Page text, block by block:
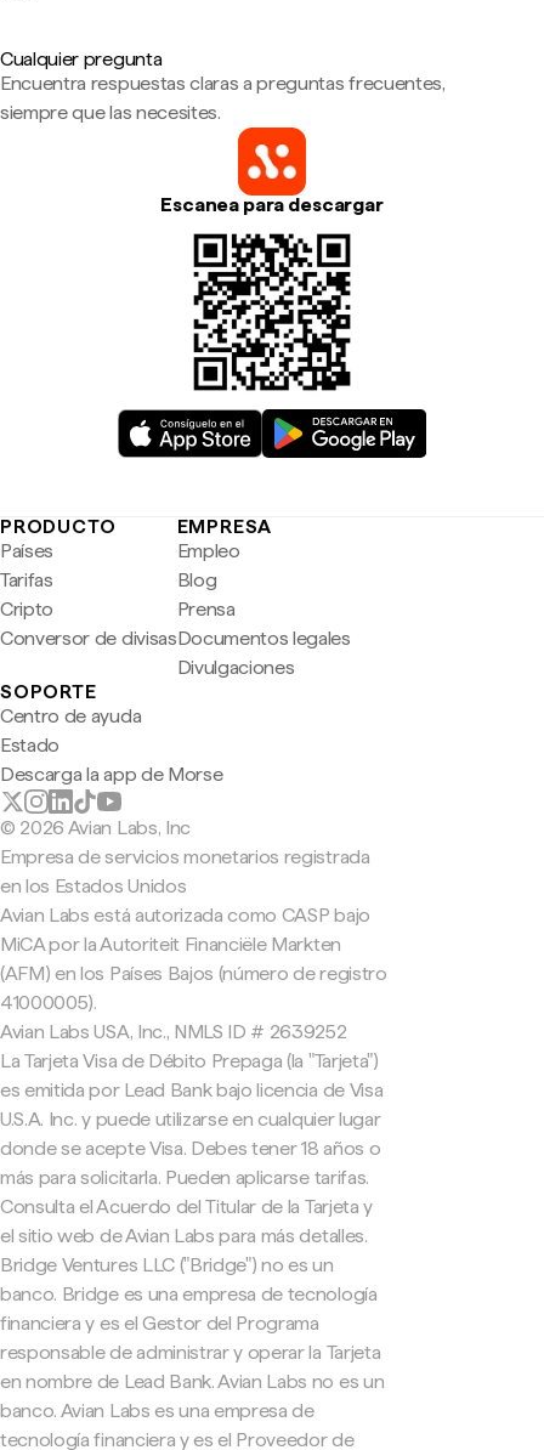
Cualquier pregunta
Encuentra respuestas claras a preguntas frecuentes,
siempre que las necesites.
Escanea para descargar
PRODUCTO
Países
Tarifas
Cripto
Conversor de divisas
EMPRESA
Empleo
Blog
Prensa
Documentos legales
Divulgaciones
SOPORTE
Centro de ayuda
Estado
Descarga la app de Morse
© 2026 Avian Labs, Inc
Empresa de servicios monetarios registrada
en los Estados Unidos
Avian Labs está autorizada como CASP bajo
MiCA por la Autoriteit Financiële Markten
(AFM) en los Países Bajos (número de registro
41000005).
Avian Labs USA, Inc., NMLS ID # 2639252
La Tarjeta Visa de Débito Prepaga (la "Tarjeta")
es emitida por Lead Bank bajo licencia de Visa
U.S.A. Inc. y puede utilizarse en cualquier lugar
donde se acepte Visa. Debes tener 18 años o
más para solicitarla. Pueden aplicarse tarifas.
Consulta el Acuerdo del Titular de la Tarjeta y
el sitio web de Avian Labs para más detalles.
Bridge Ventures LLC ("Bridge") no es un
banco. Bridge es una empresa de tecnología
financiera y es el Gestor del Programa
responsable de administrar y operar la Tarjeta
en nombre de Lead Bank. Avian Labs no es un
banco. Avian Labs es una empresa de
tecnología financiera y es el Proveedor de